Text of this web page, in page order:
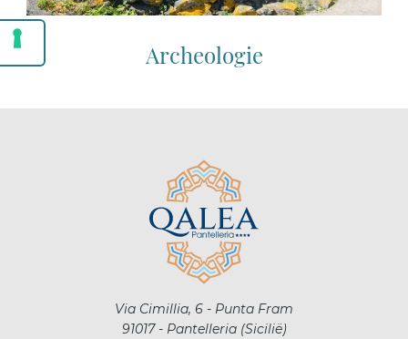
Archeologie
Via Cimillia, 6 - Punta Fram
91017- Pantelleria(Sicilië)